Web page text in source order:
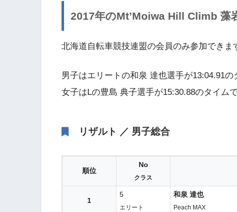
2017年のMt’Moiwa Hill Climb 藻
北海道自転車競技連盟の会員のみ参加できま
男子はエリートの和泉 達也選手が13:04.91の
女子はLの豊島 典子選手が15:30.88のタイムで
リザルト ／ 男子総合
順位
No
クラス
1
5
エリート
和泉 達也
Peach MAX